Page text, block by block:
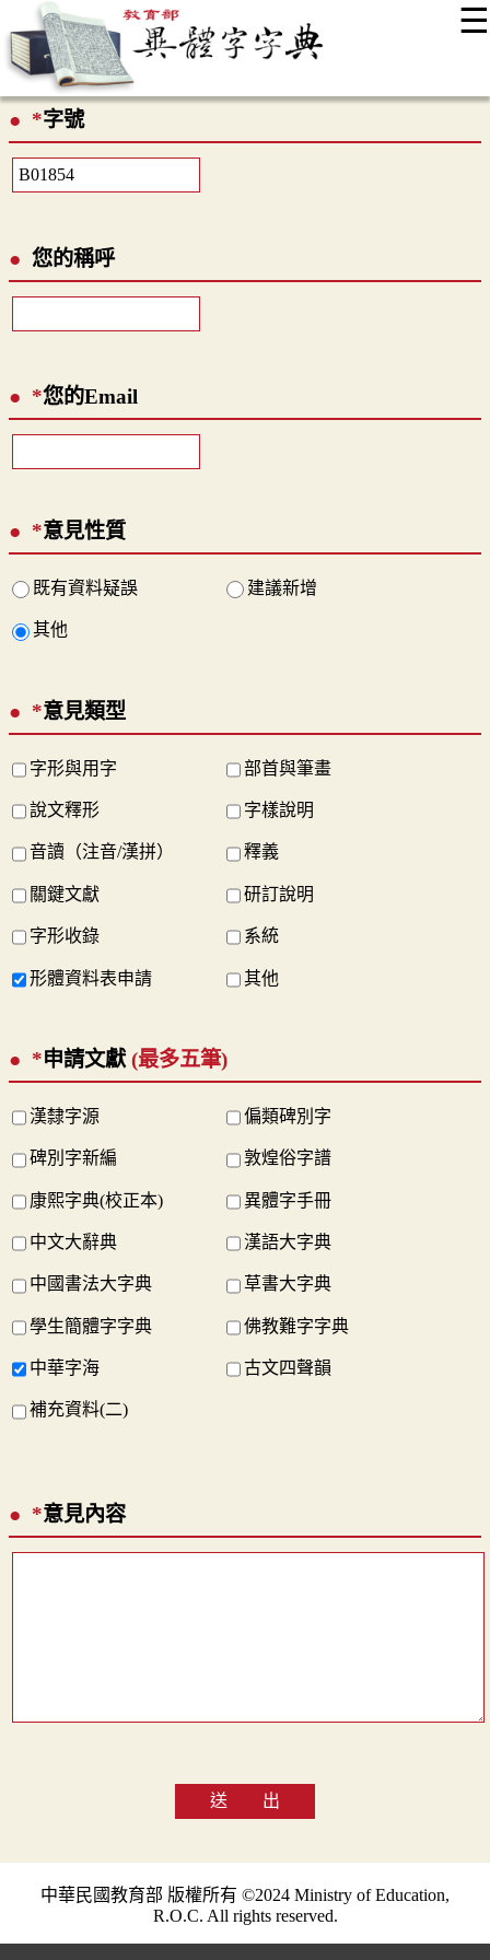
☰
最新消息
*字號
您的稱呼
*您的Email
*意見性質
既有資料疑誤 建議新增
其他
*意見類型
字形與用字 部首與筆畫
說文釋形 字樣說明
音讀（注音/漢拼） 釋義
關鍵文獻 研訂說明
字形收錄 系統
形體資料表申請 其他
*申請文獻(最多五筆)
漢隸字源 偏類碑別字
碑別字新編 敦煌俗字譜
康熙字典(校正本) 異體字手冊
中文大辭典 漢語大字典
中國書法大字典 草書大字典
學生簡體字字典 佛教難字字典
中華字海 古文四聲韻
補充資料(二)
*意見內容
送 出
中華民國教育部 版權所有 ©2024 Ministry of Education,
R.O.C. All rights reserved.